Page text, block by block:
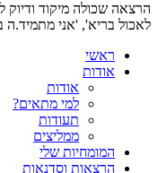
הרצאה שכולה מיקוד ודיוק
לאכול בריא', 'אני
ראשי
אודות
אודות
למי מתאים?
תעודות
ממליצים
המומחיות שלי
הרצאות וסדנאות